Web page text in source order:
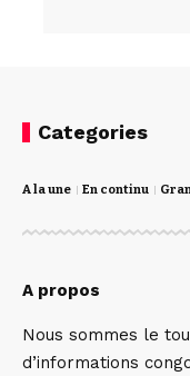
Categories
A la une En continu
A propos
Nous sommes le
d’informations